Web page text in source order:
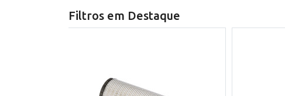
Filtros em Destaque